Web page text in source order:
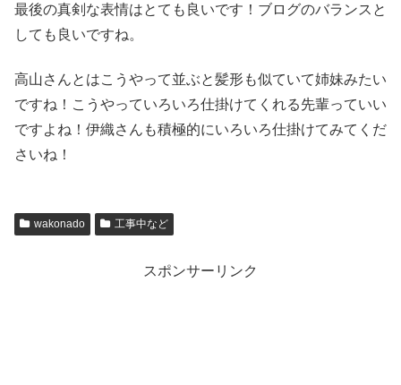
最後の真剣な表情はとても良いです！ブログのバランスと
しても良いですね。
高山さんとはこうやって並ぶと髪形も似ていて姉妹みたい
ですね！こうやっていろいろ仕掛けてくれる先輩っていい
ですよね！伊織さんも積極的にいろいろ仕掛けてみてくだ
さいね！
wakonado 工事中など
スポンサーリンク